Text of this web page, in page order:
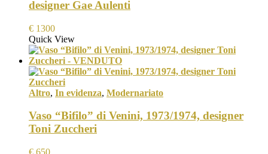
designer Gae Aulenti
€ 1300
Quick View
Altro, In evidenza, Modernariato
Vaso “Bifilo” di Venini, 1973/1974, designer
Toni Zuccheri
€ 650